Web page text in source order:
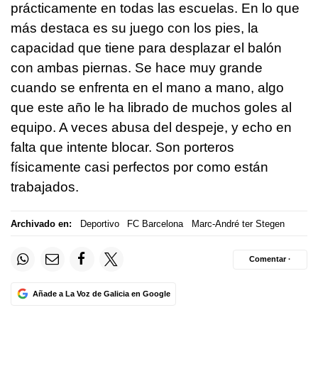
prácticamente en todas las escuelas. En lo que
más destaca es su juego con los pies, la
capacidad que tiene para desplazar el balón
con ambas piernas. Se hace muy grande
cuando se enfrenta en el mano a mano, algo
que este año le ha librado de muchos goles al
equipo. A veces abusa del despeje, y echo en
falta que intente blocar. Son porteros
físicamente casi perfectos por como están
trabajados.
Archivado en: Deportivo FC Barcelona Marc-André ter Stegen
Añade a La Voz de Galicia en Google
Comentar ·